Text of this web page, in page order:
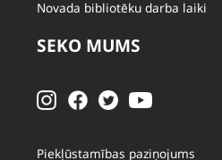
Novada bibliotēku darba laiki
SEKO MUMS
Piekļūstamības paziņojums